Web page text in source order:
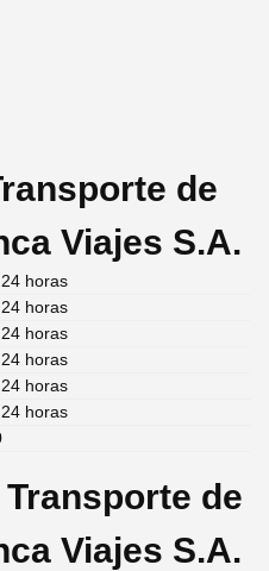
de
Viajes S.A.
horas
horas
horas
horas
horas
horas
de
Viajes S.A.